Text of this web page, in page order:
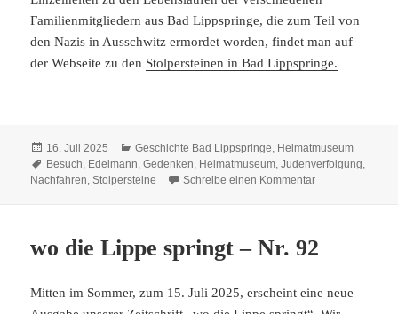
Familienmitgliedern aus Bad Lippspringe, die zum Teil von
den Nazis in Ausschwitz ermordet worden, findet man auf
der Webseite zu den Stolpersteinen in Bad Lippspringe.
Veröffentlicht
am
16. Juli 2025 Kategorien
Geschichte Bad Lippspringe, Heimatmuseum
Schlagwörter
Besuch, Edelmann,Gedenken, Heimatmuseum,Judenverfolgung,
Nachfahren,Stolpersteine Schreibe einen Kommentarzu Besuch im
wo die Lippe springt – Nr. 92
Mitten im Sommer, zum 15. Juli 2025, erscheint eine neue